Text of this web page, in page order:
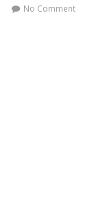
No Comment